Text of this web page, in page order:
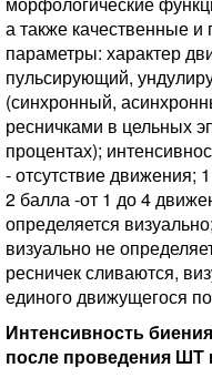
а также качественные
параметры: характер
пульсирующий,
(синхронный,
ресничками в цельных
процентах);
- отсутствие движения;
2 балла -от 1 до 4
определяется
визуально не
ресничек сливаются,
единого движущегося
Интенсивность
после проведения ШТ